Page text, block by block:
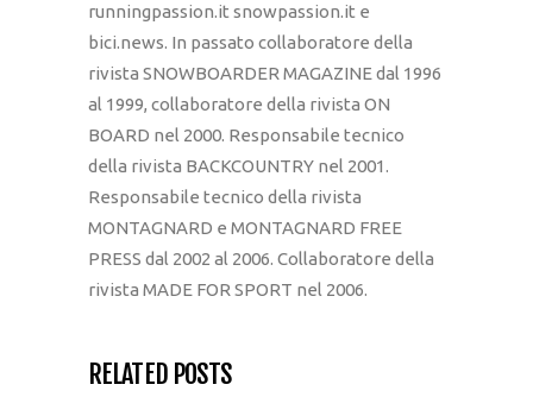
runningpassion.it snowpassion.it e
bici.news. In passato collaboratore della
rivista SNOWBOARDER MAGAZINE dal 1996
al 1999, collaboratore della rivista ON
BOARD nel 2000. Responsabile tecnico
della rivista BACKCOUNTRY nel 2001.
Responsabile tecnico della rivista
MONTAGNARD e MONTAGNARD FREE
PRESS dal 2002 al 2006. Collaboratore della
rivista MADE FOR SPORT nel 2006.
RELATED POSTS